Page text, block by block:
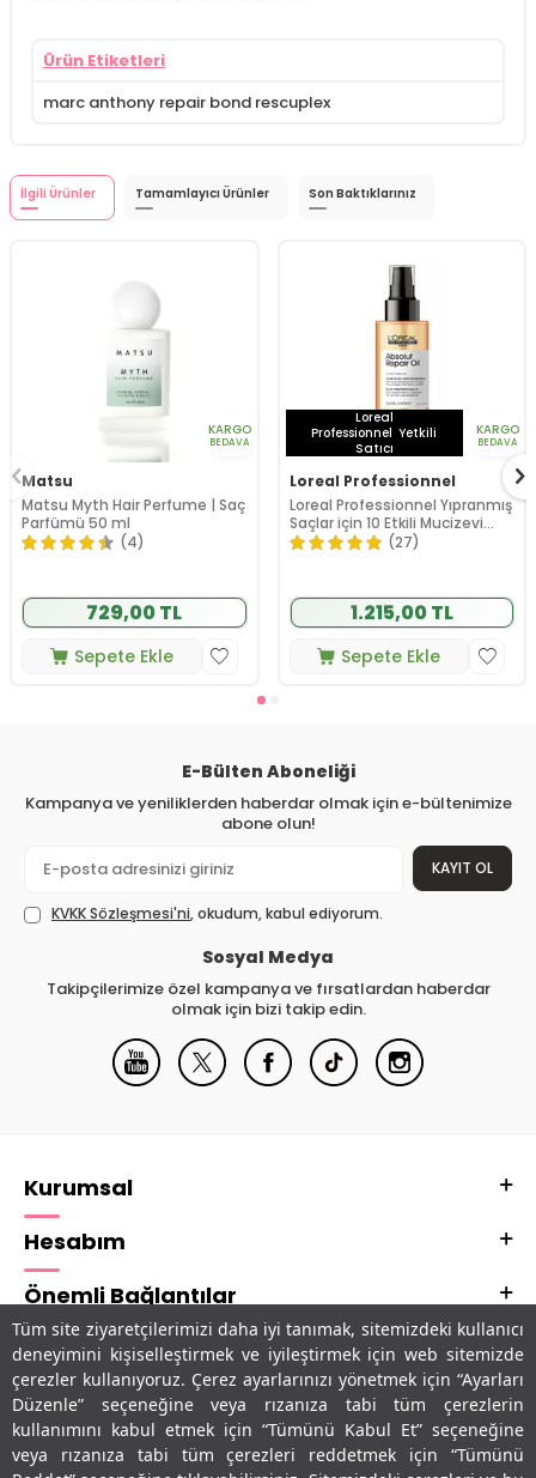
Tüm site ziyaretçilerimizi daha iyi tanımak, sitemizdeki kullanıcı
deneyimini kişiselleştirmek ve iyileştirmek için web sitemizde
çerezler kullanıyoruz. Çerez ayarlarınızı yönetmek için “Ayarları
Düzenle” seçeneğine veya rızanıza tabi tüm çerezlerin
kullanımını kabul etmek için “Tümünü Kabul Et” seçeneğine
veya rızanıza tabi tüm çerezleri reddetmek için “Tümünü
Ürün Etiketleri
marc anthony repair bond rescuplex
İlgili Ürünler Tamamlayıcı Ürünler Son Baktıklarınız
KARGO
BEDAVA
Matsu
Matsu Myth Hair Perfume | Saç
Parfümü 50 ml
(4)
729,00 TL
Sepete Ekle
Loreal
Professionnel Yetkili
Satıcı
KARGO
BEDAVA
Loreal Professionnel
Loreal Professionnel Yıpranmış
Saçlar için 10 Etkili Mucizevi
Bakım Yağı 90 ml
(27)
1.215,00 TL
Sepete Ekle
E-Bülten Aboneliği
Kampanya ve yeniliklerden haberdar olmak için e-bültenimize
abone olun!
KAYIT OL
KVKK Sözleşmesi'ni, okudum, kabul ediyorum.
Sosyal Medya
Takipçilerimize özel kampanya ve fırsatlardan haberdar
olmak için bizi takip edin.
Kurumsal
Hesabım
Önemli Bağlantılar
Adres & İletişim
Uygulamalarımız